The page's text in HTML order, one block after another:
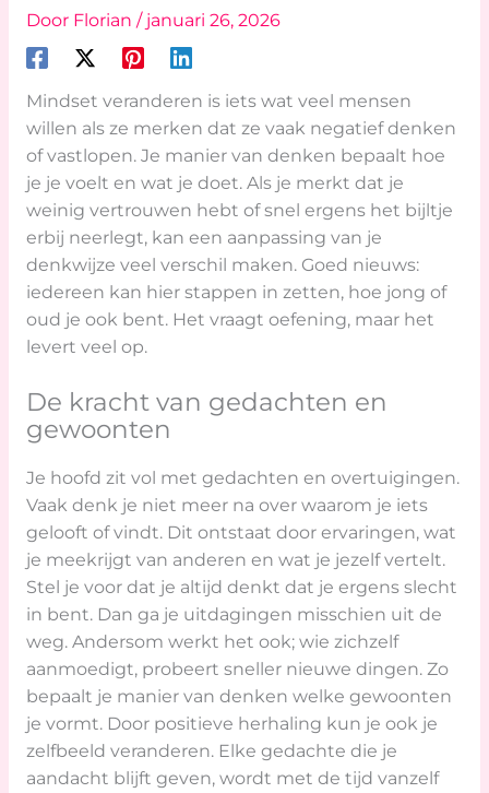
Door Florian / januari 26, 2026
Mindset veranderen is iets wat veel mensen
willen als ze merken dat ze vaak negatief denken
of vastlopen. Je manier van denken bepaalt hoe
je je voelt en wat je doet. Als je merkt dat je
weinig vertrouwen hebt of snel ergens het bijltje
erbij neerlegt, kan een aanpassing van je
denkwijze veel verschil maken. Goed nieuws:
iedereen kan hier stappen in zetten, hoe jong of
oud je ook bent. Het vraagt oefening, maar het
levert veel op.
De kracht van gedachten en
gewoonten
Je hoofd zit vol met gedachten en overtuigingen.
Vaak denk je niet meer na over waarom je iets
gelooft of vindt. Dit ontstaat door ervaringen, wat
je meekrijgt van anderen en wat je jezelf vertelt.
Stel je voor dat je altijd denkt dat je ergens slecht
in bent. Dan ga je uitdagingen misschien uit de
weg. Andersom werkt het ook; wie zichzelf
aanmoedigt, probeert sneller nieuwe dingen. Zo
bepaalt je manier van denken welke gewoonten
je vormt. Door positieve herhaling kun je ook je
zelfbeeld veranderen. Elke gedachte die je
aandacht blijft geven, wordt met de tijd vanzelf